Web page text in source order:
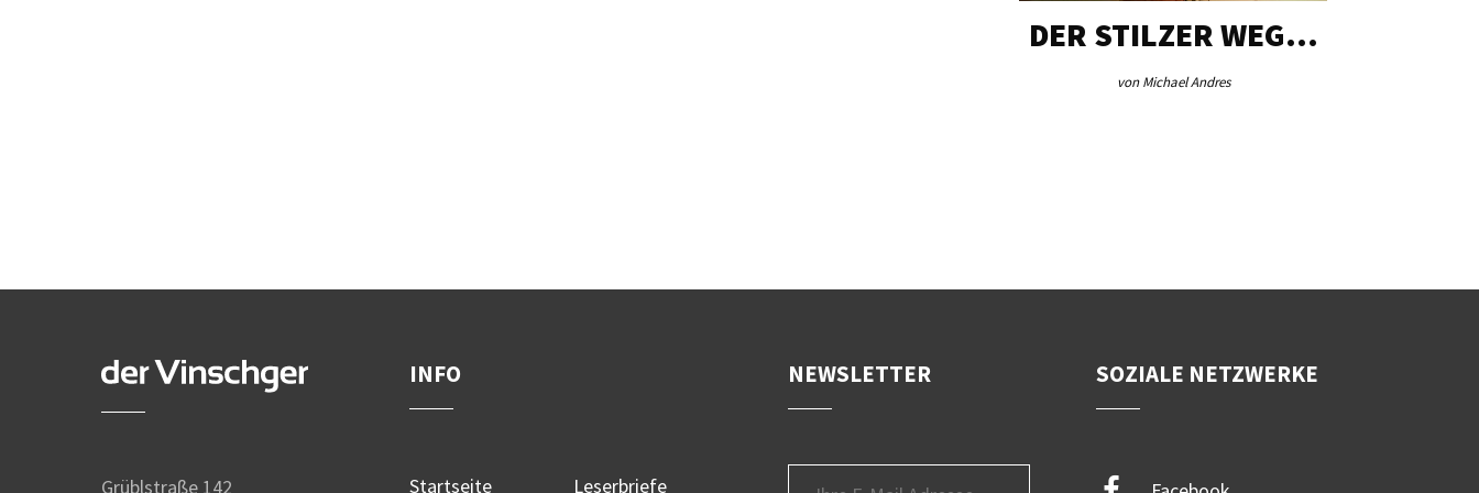
DER STILZER WEG…
von Michael Andres
Grüblstraße 142
INFO
Startseite Leserbriefe
NEWSLETTER SOZIALE NETZWERKE